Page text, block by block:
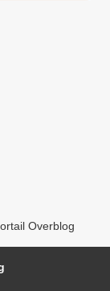
Overblog